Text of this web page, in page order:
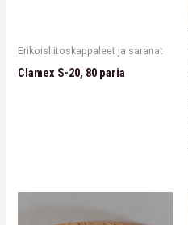
Erikoisliitoskappaleet ja saranat
Clamex S-20, 80 paria